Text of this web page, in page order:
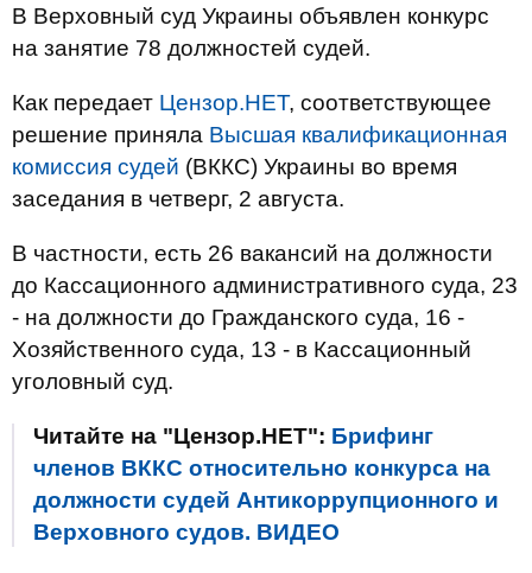
В Верховный суд Украины объявлен конкурс
на занятие 78 должностей судей.
Как передает Цензор.НЕТ, соответствующее
решение приняла Высшая квалификационная
комиссия судей (ВККС) Украины во время
заседания в четверг, 2 августа.
В частности, есть 26 вакансий на должности
до Кассационного административного суда, 23
- на должности до Гражданского суда, 16 -
Хозяйственного суда, 13 - в Кассационный
уголовный суд.
Читайте на "Цензор.НЕТ": Брифинг
членов ВККС относительно конкурса на
должности судей Антикоррупционного и
Верховного судов. ВИДЕО